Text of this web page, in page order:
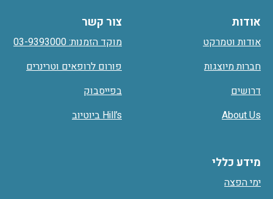
אודות
אודות וטמרקט
חברות מיוצגות
דרושים
About Us
מידע כללי
ימי הפצה
צור קשר
מוקד הזמנות: 03-9393000
פורום לרופאים וטרינרים
בפייסבוק
Hill’s ביוטיוב